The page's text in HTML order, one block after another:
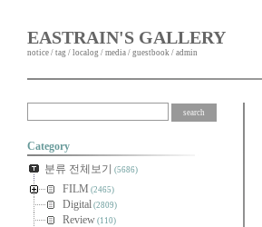
EASTRAIN'S GALLERY
notice / tag / localog / media / guestbook / admin
Category
분류 전체보기 (5686)
FILM (2465)
Digital (2809)
Review (110)